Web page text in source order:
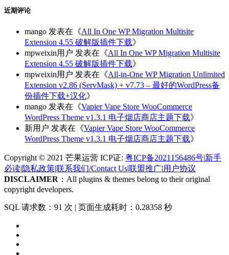
近期评论
mango 发表在《All In One WP Migration Multisite
Extension 4.55 破解版插件下载》
mpweixin用户 发表在《All In One WP Migration Multisite
Extension 4.55 破解版插件下载》
mpweixin用户 发表在《All-in-One WP Migration Unlimited
Extension v2.86 (ServMask) + v7.73 – 最好的WordPress备
份插件下载+汉化》
mango 发表在《Vapier Vape Store WooCommerce
WordPress Theme v1.3.1 电子烟店商店主题下载》
新用户 发表在《Vapier Vape Store WooCommerce
WordPress Theme v1.3.1 电子烟店商店主题下载》
Copyright © 2021 芒果运营 ICP证: 粤ICP备2021156486号|新手
必读|隐私政策|联系我们/Contact Us|联盟推广|用户协议
DISCLAIMER ：All plugins & themes belong to their original
copyright developers.
SQL 请求数：91 次 | 页面生成耗时：0.28358 秒